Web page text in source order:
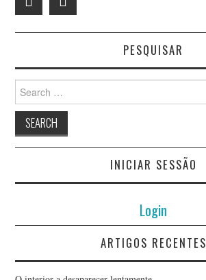
PESQUISAR
Search
for:
INICIAR SESSÃO
Login
ARTIGOS RECENTES